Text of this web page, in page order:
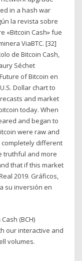
in a hash war
la revista sobre
«Bitcoin Cash» fue
ViaBTC. [32]
de Bitcoin Cash,
Séchet
of Bitcoin en
Dollar chart to
and market
today. When
and began to
were raw and
completely different
truthful and more
that if this market
2019. Gráficos,
su inversión en
(BCH)
our interactive and
volumes.